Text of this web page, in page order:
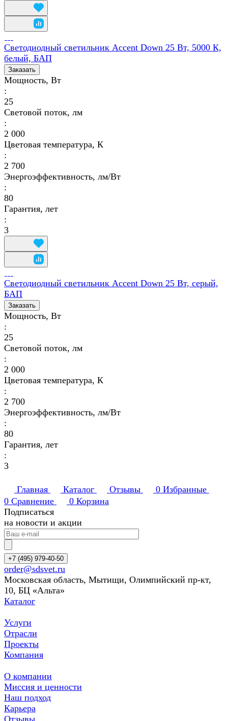
Светодиодный светильник Accent Down 25 Вт, 5000 К,
белый, БАП
Заказать
Мощность, Вт
:
25
Световой поток, лм
:
2 000
Цветовая температура, К
:
2 700
Энергоэффективность, лм/Вт
:
80
Гарантия, лет
:
3
Светодиодный светильник Accent Down 25 Вт, серый,
БАП
Заказать
Мощность, Вт
:
25
Световой поток, лм
:
2 000
Цветовая температура, К
:
2 700
Энергоэффективность, лм/Вт
:
80
Гарантия, лет
:
3
Главная Каталог Отзывы 0 Избранные
0 Сравнение 0 Корзина
Подписаться
на новости и акции
+7 (495) 979-40-50
order@sdsvet.ru
Московская область, Мытищи, Олимпийский пр-кт,
10, БЦ «Альта»
Каталог
Услуги
Отрасли
Проекты
Компания
О компании
Миссия и ценности
Наш подход
Карьера
Отзывы